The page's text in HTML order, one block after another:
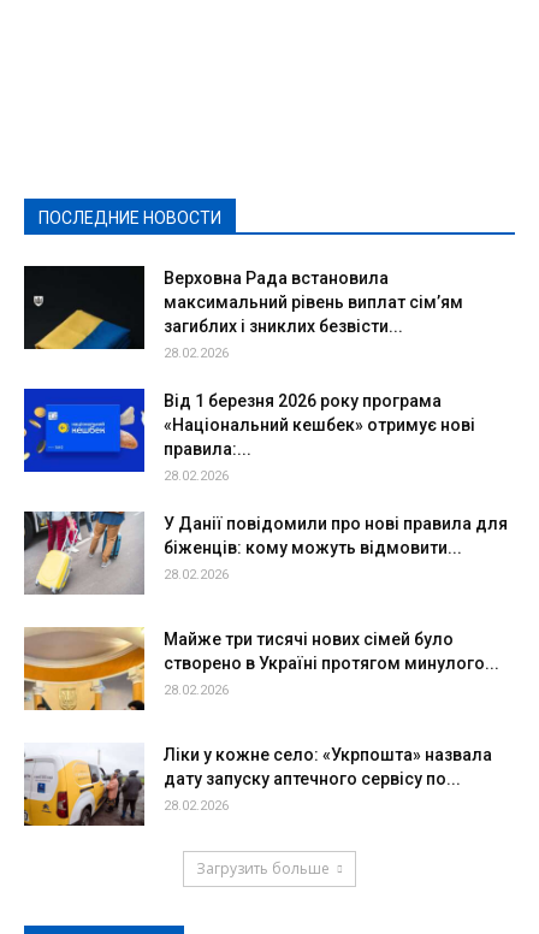
ПОСЛЕДНИЕ НОВОСТИ
Верховна Рада встановила
максимальний рівень виплат сім’ям
загиблих і зниклих безвісти...
28.02.2026
Від 1 березня 2026 року програма
«Національний кешбек» отримує нові
правила:...
28.02.2026
У Данії повідомили про нові правила для
біженців: кому можуть відмовити...
28.02.2026
Майже три тисячі нових сімей було
створено в Україні протягом минулого...
28.02.2026
Ліки у кожне село: «Укрпошта» назвала
дату запуску аптечного сервісу по...
28.02.2026
Загрузить больше